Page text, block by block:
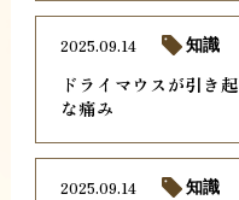
ドライマウスが引き
な痛み
2025.09.14 知識
2025.09.14 知識